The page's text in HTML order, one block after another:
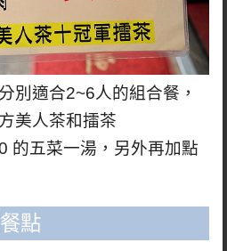
別適合2~6人的組合餐，
美人茶和擂茶
的五菜一湯，另外再加點
點